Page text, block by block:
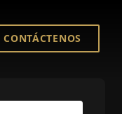
CONTÁCTENOS